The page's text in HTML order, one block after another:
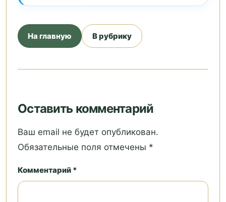
На главную В рубрику
Оставить комментарий
Ваш email не будет опубликован.
Обязательные поля отмечены *
Комментарий *